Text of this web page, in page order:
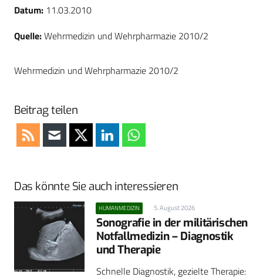
Datum: 11.03.2010
Quelle:Wehrmedizin und Wehrpharmazie 2010/2
Wehrmedizin und Wehrpharmazie 2010/2
Beitrag teilen
Das könnte Sie auch interessieren
HUMANMEDIZIN 5. August 2026
Sonografie in der militärischen
Notfallmedizin – Diagnostik
und Therapie
Schnelle Diagnostik, gezielte Therapie: